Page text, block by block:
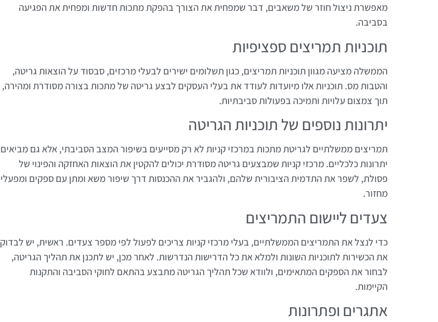
מאפשרת ניצול חוזר של משאבים, דבר שמפחית את הצורך בהפקת מתכות חדשות ומפחית את הפגיעה
בסביבה.
תוכניות תמריצים ספציפיות
הממשלה מציעה מגוון תוכניות תמריצים, כגון תשלומים ישירים לבעלי מרכזים, סבסוד על הוצאות גריטה,
והטבות מס. תוכניות אלו מיועדות לעודד את בעלי העסקים לבצע גריטה של מתכות בצורה מסודרת ומהירה,
תוך צמצום עלויות ותמיכה בפעולות סביבתיות.
יתרונות נוספים של תוכניות הגריטה
תמריצים ממשלתיים לגריטת מתכות במרכזי קניות לא רק מסייעים בשיפור המצב הסביבתי, אלא גם מביאים
יתרונות כלכליים. מרכזי קניות שמבצעים גריטה מסודרת יכולים להקטין את הוצאות האחזקה והפינוי של
פסולת, לשפר את התדמית הציבורית שלהם, ולהגביר את ההכנסות דרך שיפור משא ומתן עם ספקים ומפעלי
מחזור.
צעדים ליישום התמריצים
כדי לנצל את התמריצים הממשלתיים, בעלי מרכזי קניות צריכים לפעול לפי מספר צעדים. ראשית, יש לבדוק
את הכשירות לתוכניות השונות ולמלא את כל הדרישות הנדרשות. לאחר מכן, יש לתכנן את תהליך הגריטה,
לבחור את הספקים המתאימים, ולוודא שכל תהליך הגריטה מתבצע בהתאם לחוקי הסביבה והתקנות
הקיימות.
אתגרים ופתרונות